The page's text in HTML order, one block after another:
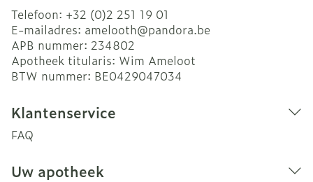
Telefoon: +32 (0)2 251 19 01
E-mailadres: amelooth@pandora.be
APB nummer: 234802
Apotheek titularis: Wim Ameloot
BTW nummer: BE0429047034
Klantenservice
FAQ
Uw apotheek